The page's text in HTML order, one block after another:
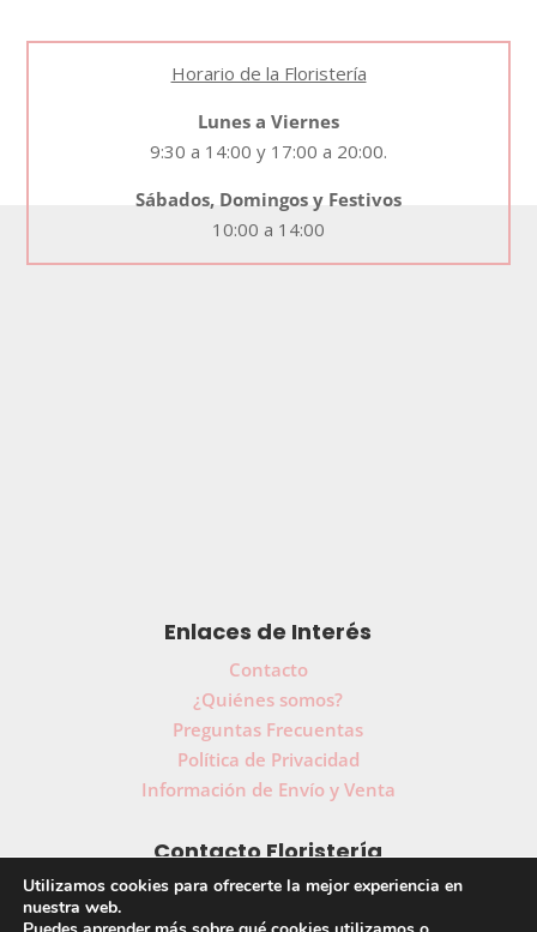
Horario de la Floristería
Lunes a Viernes
9:30 a 14:00 y 17:00 a 20:00.
Sábados, Domingos y Festivos
10:00 a 14:00
Enlaces de Interés
Contacto
¿Quiénes somos?
Preguntas Frecuentas
Política de Privacidad
Información de Envío y Venta
Contacto Floristería
91 739 51 71|
607 64 40 58
Utilizamos cookies para ofrecerte la mejor experiencia en
nuestra web.